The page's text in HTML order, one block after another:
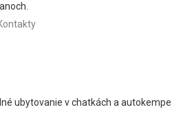
ubytovanie v chatkách a autokempe.